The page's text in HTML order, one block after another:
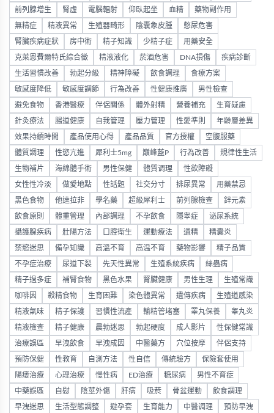
前列腺增生 腎虛 電腦輻射 仰臥起坐 血精 藥物副作用
無精症 精液異常 生殖器畸形 陰囊象皮腫 憋尿危害
腎臟疾病症狀 房中術 精子知識 少精子症 用藥安全
克萊恩費爾特氏綜合徵 精液液化 菸酒危害 DNA損傷 疾病診斷
生活習慣改善 勃起分級 精神障礙 飲食調理 食療方案
敏感度降低 敏感度調節 行為改善 性健康推廣 男性檢查
避免食物 香港醫療 伴侶關係 體外射精 營養補充 生育疑慮
針灸療法 腸道健康 自我管理 壓力管理 性愛準則 年齡層差異
效果持續時間 產品使用心得 產品品質 官方授權 空腹服藥
體質調理 性慾亢進 犀利士5mg 巔峰藍P 行為改善 規律性生活
生物補片 海綿體手術 男性保健 體質调理 性欲障礙
女性性冷淡 做愛地點 性話題 社交分寸 排尿異常 用藥禁忌
黑色食物 他達拉非 學名藥 超級犀利士 前列腺檢查 鋅元素
飲食原則 體重管理 內部調理 不孕飲食 隱睾症 泌尿系統
攝護腺疾病 壯陽方法 口腔衛生 運動療法 遺精 精囊炎
禁慾迷思 備孕知識 高溫不育 高温不育 藥物影響 精子品質
不孕症治療 尿道下裂 先天性異常 生殖系統疾病 絲蟲病
精子過多症 補腎食物 黑色水果 腎臟健康 男性生理 生殖常識
咖啡因 殺精食物 生育困難 染色體異常 遺傳疾病 生殖道感染
精液氣味 精子保護 習慣性流產 輸精管堵塞 睪丸保養 睾丸炎
精液檢查 精子健康 晨勃迷思 勃起硬度 成人影片 性保健常識
治療誤區 早洩飲食 早洩成因 中醫藥方 穴位按摩 伴侶支持
預防保健 性教育 自測方法 性自信 傳統驗方 保險套使用
陽痿治療 心理治療 慢性病 ED治療 糖尿病 男性不育症
中藥誤區 自慰 陰莖外傷 肝病 吸菸 骨盆運動 飲食調理
早洩迷思 生活型態調整 避孕套 生育能力 中醫调理 預防早洩